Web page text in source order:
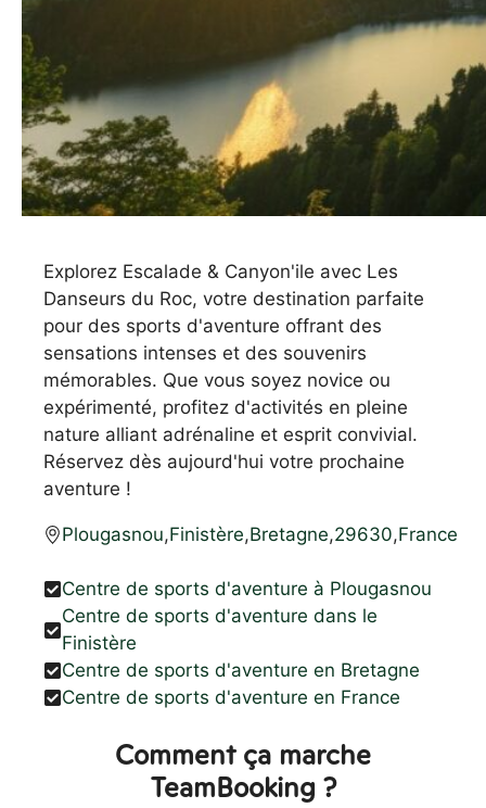
Explorez Escalade & Canyon'ile avec Les
Danseurs du Roc, votre destination parfaite
pour des sports d'aventure offrant des
sensations intenses et des souvenirs
mémorables. Que vous soyez novice ou
expérimenté, profitez d'activités en pleine
nature alliant adrénaline et esprit convivial.
Réservez dès aujourd'hui votre prochaine
aventure !
Plougasnou,Finistère,Bretagne,29630,France
Centre de sports d'aventure à Plougasnou
Centre de sports d'aventure dans le
Finistère
Centre de sports d'aventure en Bretagne
Centre de sports d'aventure en France
Comment ça marche
TeamBooking ?